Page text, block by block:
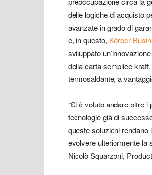
delle logiche di acquisto
avanzate in grado di
e, in questo, Körber
sviluppato
della carta semplice
termosaldante, a
“Si è voluto andare oltre
tecnologie già di
queste soluzioni rendano
evolvere ulteriormente la
Nicolò Squarzoni,